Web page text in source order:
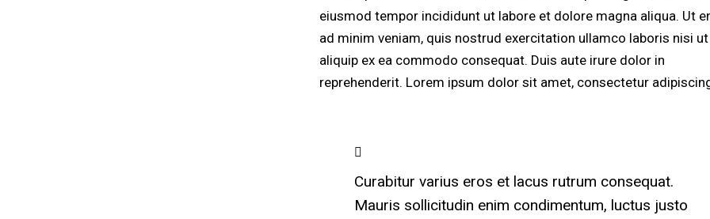
eiusmod tempor incididunt ut labore et dolore magna aliqua. Ut
ad minim veniam, quis nostrud exercitation ullamco laboris nisi ut
aliquip ex ea commodo consequat. Duis aute irure dolor in
reprehenderit. Lorem ipsum dolor sit amet, consectetur
Curabitur varius eros et lacus rutrum consequat.
Mauris sollicitudin enim condimentum, luctus justo